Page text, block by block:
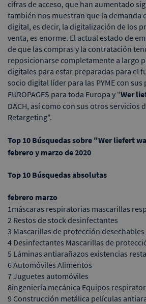
cifras de acceso, que han aumentado
también nos muestran que la demanda
digital, es decir, la digitalización de los
venta, es enorme. El actual estado de
de que las compras y la contratación
reposicionarse completamente a largo
digitales para estar preparadas para el
socio digital líder para las PYME con
EUROPAGES para toda Europa y "Wer
DACH, así como con sus otros servicios
Retargeting".
Top 10 Búsquedas sobre "Wer liefert
febrero y marzo de 2020
Top 10 Búsquedas absolutas
febrero marzo
1máscaras respiratorias mascarillas
2 Restos de stock desinfectantes
3 Mascarillas de protección
4 Desinfectantes Mascarillas de
5 Láminas antiarañazos existencias
6 Automóviles Alimentos
7 Juguetes automóviles
8ingeniería mecánica Equipos
9 Construcción metálica películas